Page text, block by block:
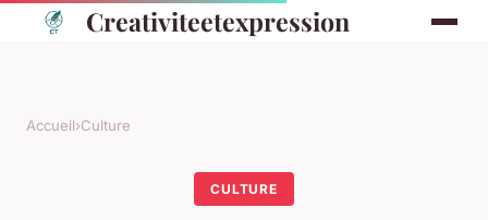
Creativiteetexpression
Accueil›Culture
CULTURE